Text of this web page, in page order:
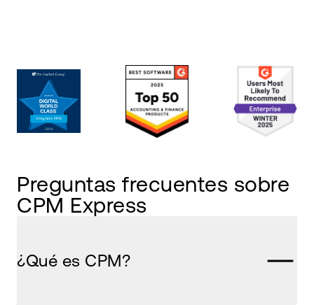
Preguntas frecuentes sobre
CPM Express
¿Qué es CPM?